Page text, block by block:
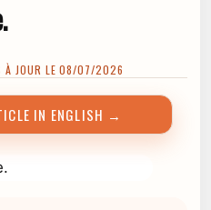
JOUR LE 08/07/2026
IN ENGLISH →